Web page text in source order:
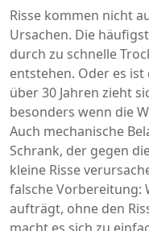
Risse kommen nicht
Ursachen. Die
durch zu schnelle
entstehen. Oder es
über 30 Jahren zieht
besonders wenn die
Auch mechanische
Schrank, der gegen
kleine Risse
falsche Vorbereitung:
aufträgt, ohne den
macht es sich zu